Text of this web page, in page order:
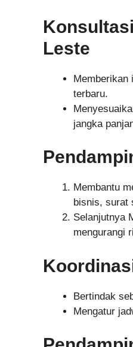
Leste
Memberikan
terbaru.
jangka
Membantu
bisnis, surat
Selanjutnya
mengurangi
Bertindak
Mengatur